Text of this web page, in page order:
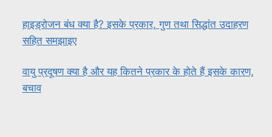
हाइड्रोजन बंध क्या है? इसके प्रकार, गुण तथा सिद्धांत उदाहरण
सहित समझाइए
वायु प्रदूषण क्या है और यह कितने प्रकार के होते हैं इसके कारण,
बचाव